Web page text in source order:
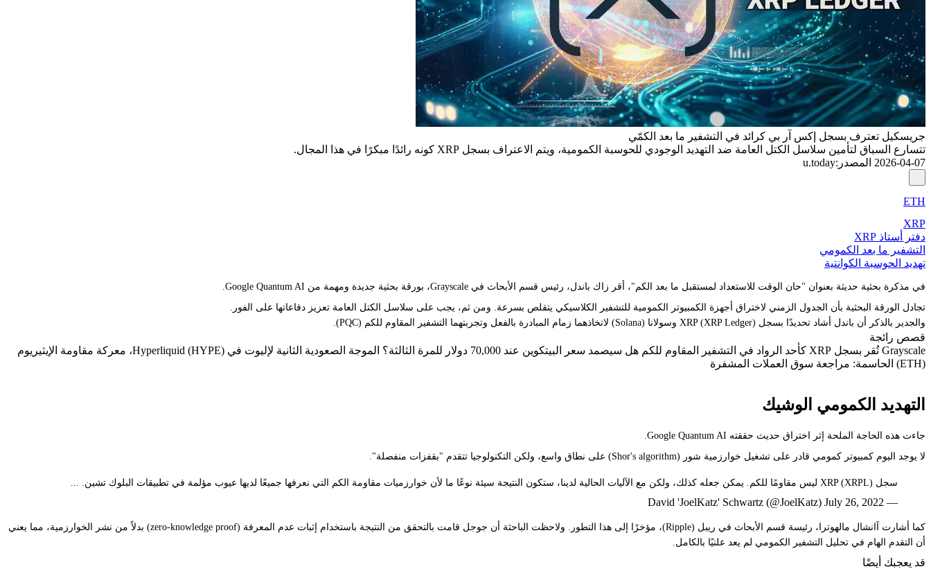
جريسكيل تعترف بسجل إكس آر بي كرائد في التشفير ما بعد الكمّي
تتسارع السباق لتأمين سلاسل الكتل العامة ضد التهديد الوجودي للحوسبة الكمومية، ويتم الاعتراف بسجل XRP كونه رائدًا مبكرًا في هذا المجال.
2026-04-07 المصدر :
u.today
ETH
XRP
دفتر أستاذ XRP
التشفير ما بعد الكمومي
تهديد الحوسبة الكوانتية
في مذكرة بحثية حديثة بعنوان "حان الوقت للاستعداد لمستقبل ما بعد الكم"، أقر زاك باندل، رئيس قسم الأبحاث في Grayscale، بورقة بحثية جديدة ومهمة من Google Quantum AI.
تجادل الورقة البحثية بأن الجدول الزمني لاختراق أجهزة الكمبيوتر الكمومية للتشفير الكلاسيكي يتقلص بسرعة. ومن ثم، يجب على سلاسل الكتل العامة تعزيز دفاعاتها على الفور.
والجدير بالذكر أن باندل أشاد تحديدًا بسجل XRP (XRP Ledger) وسولانا (Solana) لاتخاذهما زمام المبادرة بالفعل وتجربتهما التشفير المقاوم للكم (PQC).
قصص رائجة
Grayscale تُقر بسجل XRP كأحد الرواد في التشفير المقاوم للكم هل سيصمد سعر البيتكوين عند 70,000 دولار للمرة الثالثة؟ الموجة الصعودية الثانية لإليوت في Hyperliquid (HYPE)، معركة مقاومة الإيثيريوم
(ETH) الحاسمة: مراجعة سوق العملات المشفرة
التهديد الكمومي الوشيك
جاءت هذه الحاجة الملحة إثر اختراق حديث حققته Google Quantum AI.
لا يوجد اليوم كمبيوتر كمومي قادر على تشغيل خوارزمية شور (Shor's algorithm) على نطاق واسع، ولكن التكنولوجيا تتقدم "بقفزات منفصلة".
سجل XRP (XRPL) ليس مقاومًا للكم. يمكن جعله كذلك، ولكن مع الآليات الحالية لدينا، ستكون النتيجة سيئة نوعًا ما لأن خوارزميات مقاومة الكم التي نعرفها جميعًا لديها عيوب مؤلمة في تطبيقات البلوك تشين. ...
— David 'JoelKatz' Schwartz (@JoelKatz) July 26, 2022
كما أشارت آانشال مالهوترا، رئيسة قسم الأبحاث في ريبل (Ripple)، مؤخرًا إلى هذا التطور. ولاحظت الباحثة أن جوجل قامت بالتحقق من النتيجة باستخدام إثبات عدم المعرفة (zero-knowledge proof) بدلاً من نشر الخوارزمية، مما يعني
أن التقدم الهام في تحليل التشفير الكمومي لم يعد علنيًا بالكامل.
قد يعجبك أيضًا